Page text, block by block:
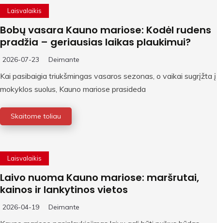
Laisvalaikis
Bobų vasara Kauno mariose: Kodėl rudens
pradžia – geriausias laikas plaukimui?
2026-07-23 Deimante
Kai pasibaigia triukšmingas vasaros sezonas, o vaikai sugrįžta į
mokyklos suolus, Kauno mariose prasideda
Skaitome toliau
Laisvalaikis
Laivo nuoma Kauno mariose: maršrutai,
kainos ir lankytinos vietos
2026-04-19 Deimante